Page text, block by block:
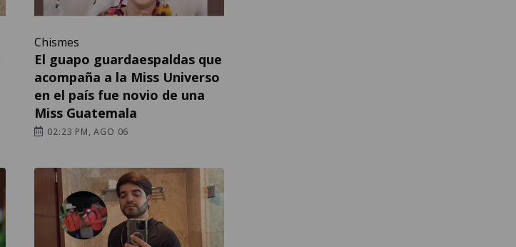
Chismes
El guapo guardaespaldas que
acompaña a la Miss Universo
en el país fue novio de una
Miss Guatemala
02:23 PM, AGO 06